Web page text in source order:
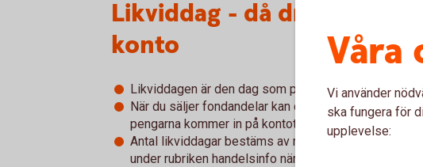
Likviddag - då dras eller
konto
Likviddagen är den dag som pengarna dras från
När du säljer fondandelar kan det däremot skilja sig
pengarna kommer in på kontot, alltså antalet
Antal likviddagar bestäms av respektive fondbolag.
under rubriken handelsinfo när du klickar på en fond i
Våra
Vi använder
ska fungera för
upplevelse: